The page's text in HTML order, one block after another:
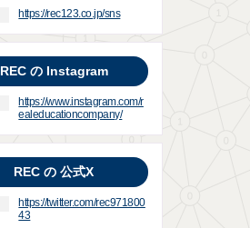
https://rec123.co.jp/sns
REC の Instagram
https://www.instagram.com/r
ealeducationcompany/
REC の 公式X
https://twitter.com/rec971800
43